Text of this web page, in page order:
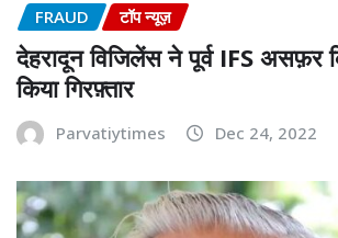
FRAUD टॉप न्यूज़
देहरादून विजिलेंस ने पूर्व IFS असफ़र
किया गिरफ़्तार
Parvatiytimes Dec 24, 2022